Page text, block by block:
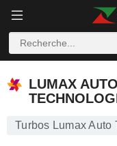
LUMAX AUTO
Turbos Lumax Auto